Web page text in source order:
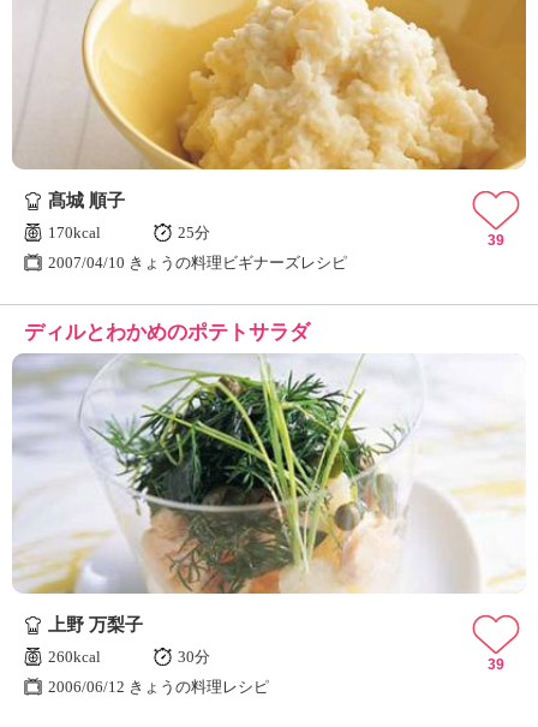
髙城 順子
170kcal
25分
2007/04/10 きょうの料理ビギナーズレシピ
39
ディルとわかめのポテトサラダ
上野 万梨子
260kcal
30分
2006/06/12 きょうの料理レシピ
39